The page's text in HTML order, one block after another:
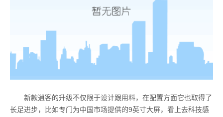
新款逍客的升级不仅限于设计跟用料，在配置方面它也取得了
长足进步，比如专门为中国市场提供的9英寸大屏，看上去科技感